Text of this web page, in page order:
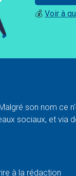
💰 Voir à
son nom
sociaux, et
à la rédaction